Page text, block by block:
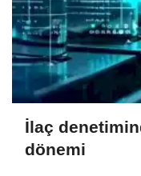
İlaç
dönemi